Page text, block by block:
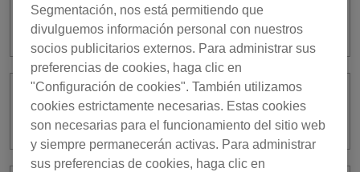
¿Cómo puedo cancelar mi
suscripción?
Can I use a subscription license and a
purchased license at the same time?
Segmentación, nos está permitiendo que
divulguemos información personal con nuestros
socios publicitarios externos. Para administrar sus
preferencias de cookies, haga clic en
"Configuración de cookies". También utilizamos
cookies estrictamente necesarias. Estas cookies
son necesarias para el funcionamiento del sitio web
y siempre permanecerán activas. Para administrar
sus preferencias de cookies, haga clic en